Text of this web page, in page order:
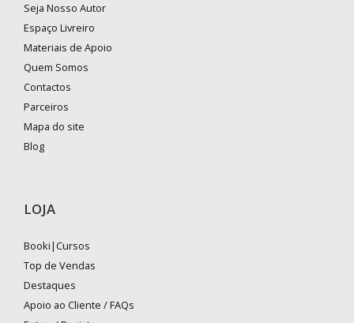
Seja Nosso Autor
Espaço Livreiro
Materiais de Apoio
Quem Somos
Contactos
Parceiros
Mapa do site
Blog
LOJA
Booki|Cursos
Top de Vendas
Destaques
Apoio ao Cliente / FAQs